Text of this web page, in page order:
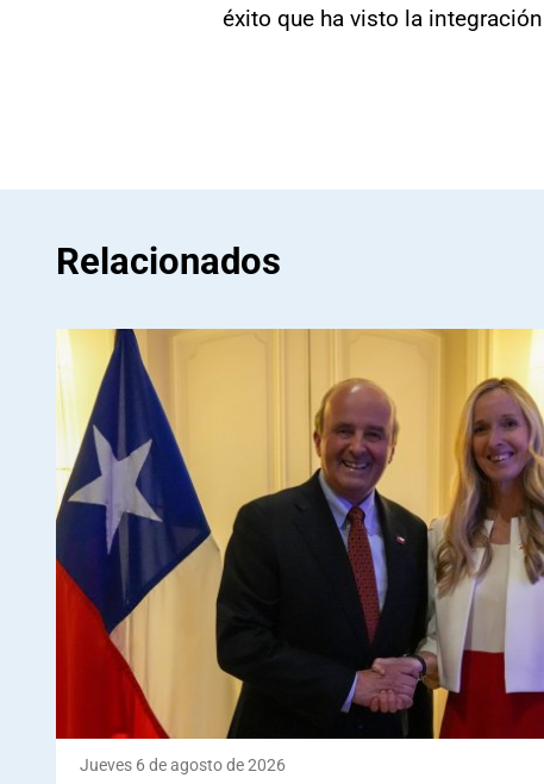
éxito que ha visto la
Relacionados
Jueves 6 de agosto de 2026